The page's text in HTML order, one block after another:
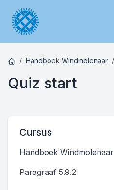
Handboek Windmolenaar
Quiz start
Cursus
Handboek Windmolenaar
Paragraaf 5.9.2